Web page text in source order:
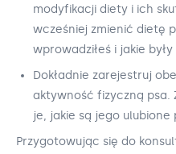
modyfikacji diety i ich
wcześniej zmienić dietę
wprowadziłeś i jakie były
Dokładnie zarejestruj
aktywność fizyczną psa.
je, jakie są jego
Przygotowując się do